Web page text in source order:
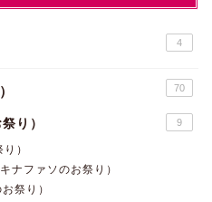
4
70
り） 9
）
ナファソのお祭り）
祭り）